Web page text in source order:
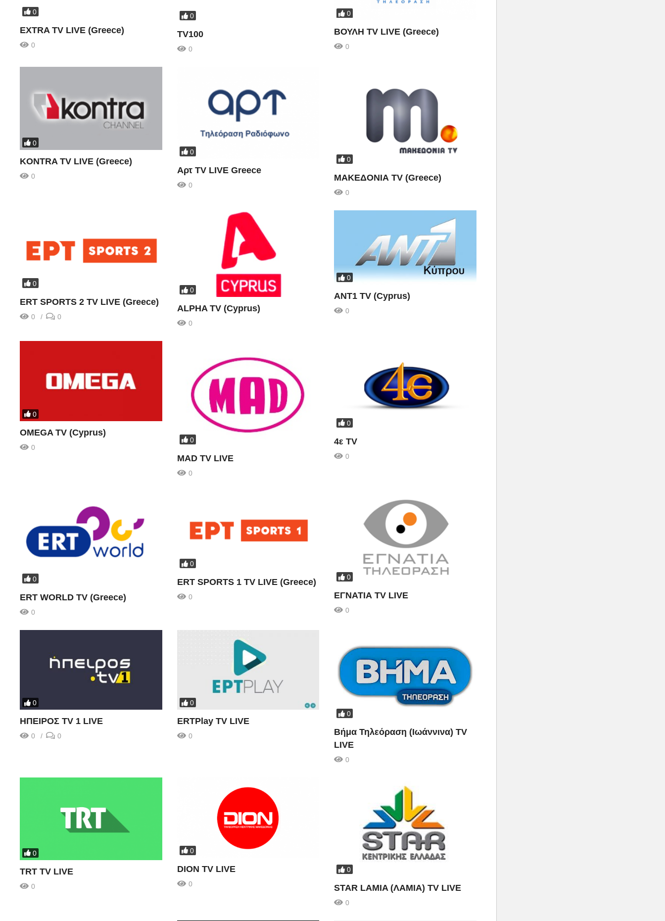
0
EXTRA TV LIVE (Greece)
0
0
TV100
0
0
ΒΟΥΛΗ TV LIVE (Greece)
0
0
KONTRA TV LIVE (Greece)
0
0
Αρτ TV LIVE Greece
0
0
ΜΑΚΕΔΟΝΙΑ TV (Greece)
0
0
ERT SPORTS 2 TV LIVE (Greece)
0 0
0
ALPHA TV (Cyprus)
0
0
ANT1 TV (Cyprus)
0
0
OMEGA TV (Cyprus)
0
0
MAD TV LIVE
0
0
4ε TV
0
0
ERT WORLD TV (Greece)
0
0
ERT SPORTS 1 TV LIVE (Greece)
0
0
ΕΓΝΑΤΙΑ TV LIVE
0
0
ΗΠΕΙΡΟΣ TV 1 LIVE
0 0
0
ERTPlay TV LIVE
0
0
Βήμα Τηλεόραση (Ιωάννινα) TV
LIVE
0
0
TRT TV LIVE
0
0
DION TV LIVE
0
0
STAR LAMIA (ΛΑΜΙΑ) TV LIVE
0